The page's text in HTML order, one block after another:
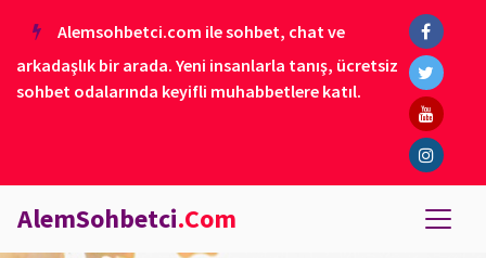
Alemsohbetci.com ile sohbet, chat ve
arkadaşlık bir arada. Yeni insanlarla tanış, ücretsiz
sohbet odalarında keyifli muhabbetlere katıl.
AlemSohbetci.Com